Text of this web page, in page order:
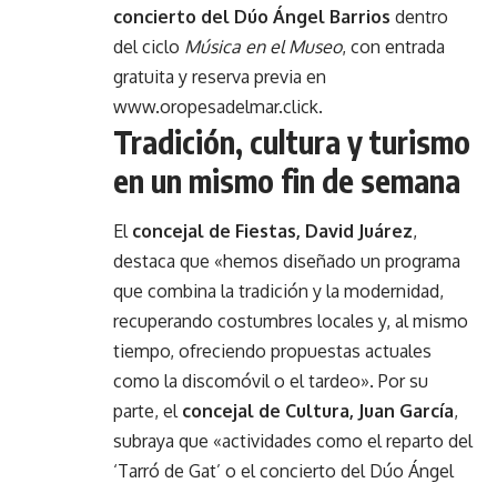
concierto del Dúo Ángel Barrios dentro
del ciclo Música en el Museo, con entrada
gratuita y reserva previa en
www.oropesadelmar.click.
Tradición, cultura y turismo
en un mismo fin de semana
El concejal de Fiestas, David Juárez,
destaca que «hemos diseñado un programa
que combina la tradición y la modernidad,
recuperando costumbres locales y, al mismo
tiempo, ofreciendo propuestas actuales
como la discomóvil o el tardeo». Por su
parte, el concejal de Cultura, Juan García,
subraya que «actividades como el reparto del
‘Tarró de Gat’ o el concierto del Dúo Ángel